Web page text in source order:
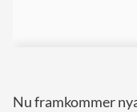
Nu framkommer